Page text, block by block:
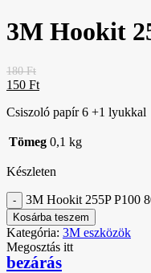
3M Hookit
180Ft
150 Ft
Csiszoló papír 6 +1 lyukkal
Tömeg 0,1 kg
Készleten
3M Hookit 255P P100
Kosárba teszem
Kategória: 3M eszközök
Megosztás itt
bezárás